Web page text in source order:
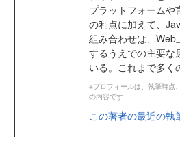
プラットフォームや
の利点に加えて、
組み合わせは、
するうえでの主要な
いる。これまで多く
※プロフィールは、執筆時点
の内容です
この著者の最近の執